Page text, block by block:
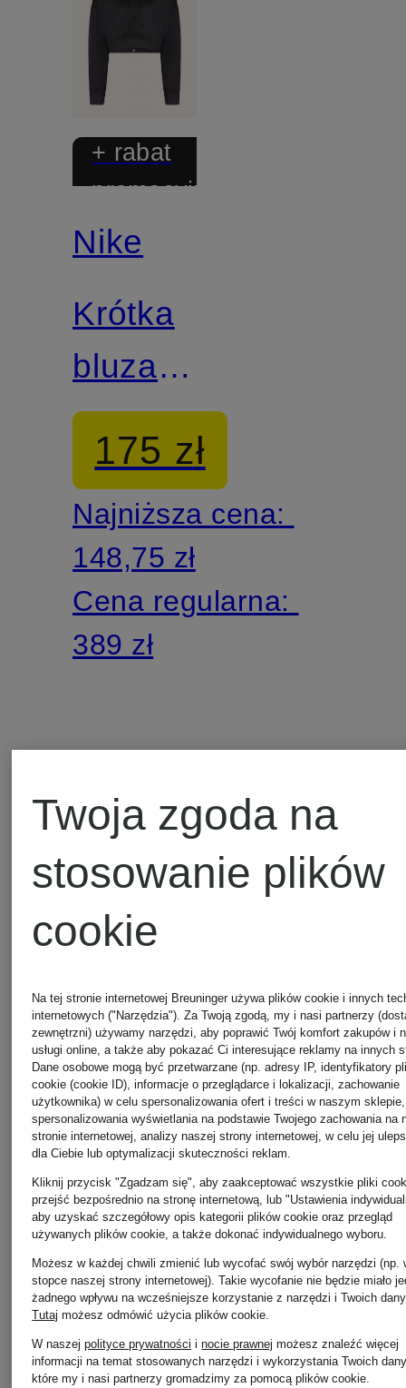
+ rabat
promocyjny
Nike
Krótka
bluza z
kapturem
175 zł
Najniższa cena:
148,75 zł
Cena regularna:
389 zł
PRODUKTY W
KATEGORII NIKE
+ rabat
+ rabat
+
Twoja zgoda na
stosowanie plików
cookie
Na tej stronie internetowej Breuninger używa plików cookie i innych
internetowych ("Narzędzia"). Za Twoją zgodą, my i nasi partnerzy
zewnętrzni) używamy narzędzi, aby poprawić Twój komfort zakupów i
usługi online, a także aby pokazać Ci interesujące reklamy na innych
Dane osobowe mogą być przetwarzane (np. adresy IP, identyfikatory
cookie (cookie ID), informacje o przeglądarce i lokalizacji, zachowanie
użytkownika) w celu spersonalizowania ofert i treści w naszym sklepie,
spersonalizowania wyświetlania na podstawie Twojego zachowania na
stronie internetowej, analizy naszej strony internetowej, w celu jej
dla Ciebie lub optymalizacji skuteczności reklam.
Kliknij przycisk "Zgadzam się", aby zaakceptować wszystkie pliki
przejść bezpośrednio na stronę internetową, lub "Ustawienia
aby uzyskać szczegółowy opis kategorii plików cookie oraz przegląd
używanych plików cookie, a także dokonać indywidualnego wyboru.
Możesz w każdej chwili zmienić lub wycofać swój wybór narzędzi (np.
stopce naszej strony internetowej). Takie wycofanie nie będzie miało
żadnego wpływu na wcześniejsze korzystanie z narzędzi i Twoich
Tutaj możesz odmówić użycia plików cookie.
W naszejpolityce prywatności inocie prawnej możesz znaleźć więcej
informacji na temat stosowanych narzędzi i wykorzystania Twoich
które my i nasi partnerzy gromadzimy za pomocą plików cookie.